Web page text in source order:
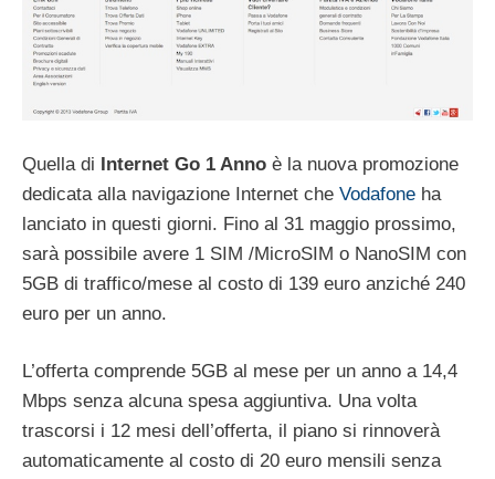
Quella di Internet Go 1 Anno è la nuova promozione
dedicata alla navigazione Internet che Vodafone ha
lanciato in questi giorni. Fino al 31 maggio prossimo,
sarà possibile avere 1 SIM /MicroSIM o NanoSIM con
5GB di traffico/mese al costo di 139 euro anziché 240
euro per un anno.
L’offerta comprende 5GB al mese per un anno a 14,4
Mbps senza alcuna spesa aggiuntiva. Una volta
trascorsi i 12 mesi dell’offerta, il piano si rinnoverà
automaticamente al costo di 20 euro mensili senza